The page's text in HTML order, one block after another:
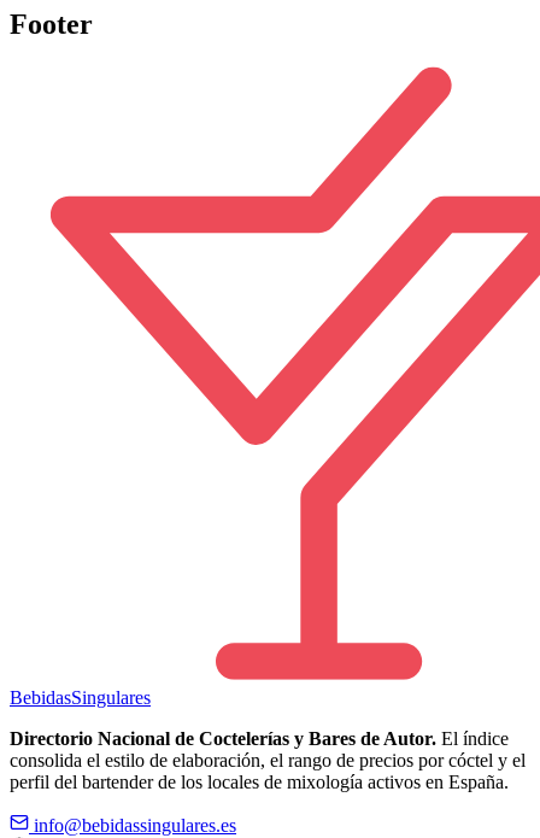
Footer
BebidasSingulares
Directorio Nacional de Coctelerías y Bares de Autor. El índice
consolida el estilo de elaboración, el rango de precios por cóctel y el
perfil del bartender de los locales de mixología activos en España.
info@bebidassingulares.es